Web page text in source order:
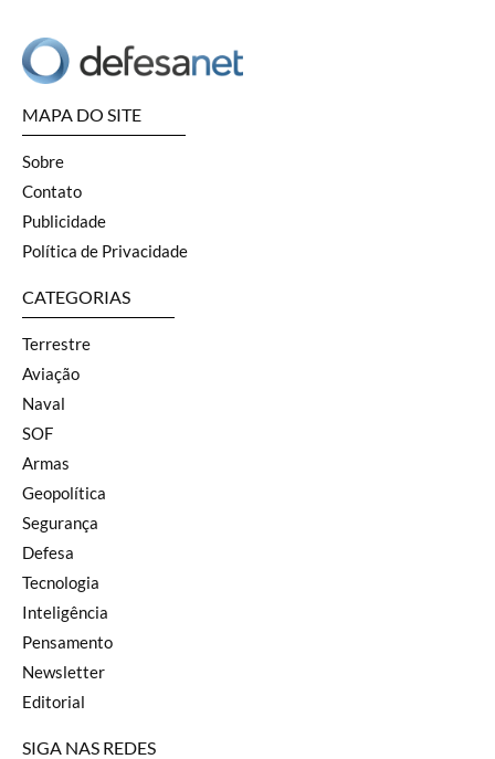
MAPA DO SITE
Sobre
Contato
Publicidade
Política de Privacidade
CATEGORIAS
Terrestre
Aviação
Naval
SOF
Armas
Geopolítica
Segurança
Defesa
Tecnologia
Inteligência
Pensamento
Newsletter
Editorial
SIGA NAS REDES